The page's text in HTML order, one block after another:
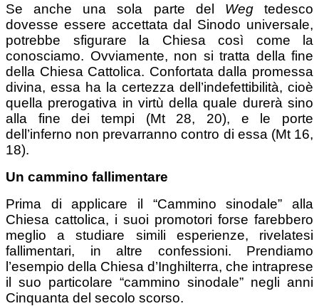
Se anche una sola parte del Wegtedesco
dovesse essere accettata dal Sinodo universale,
potrebbe sfigurare la Chiesa così come la
conosciamo. Ovviamente, non si tratta della fine
della Chiesa Cattolica. Confortata dalla promessa
divina, essa ha la certezza dell’indefettibilità, cioè
quella prerogativa in virtù della quale durerà sino
alla fine dei tempi (Mt 28, 20), e le porte
dell’inferno non prevarranno contro di essa (Mt 16,
18).
Un cammino fallimentare
Prima di applicare il “Cammino sinodale” alla
Chiesa cattolica, i suoi promotori forse farebbero
meglio a studiare simili esperienze, rivelatesi
fallimentari, in altre confessioni. Prendiamo
l’esempio della Chiesa d’Inghilterra, che intraprese
il suo particolare “cammino sinodale” negli anni
Cinquanta del secolo scorso.